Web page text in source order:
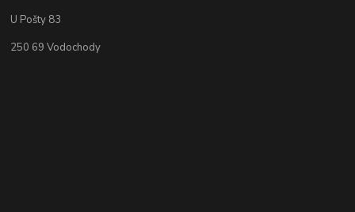
U Pošty 83
250 69 Vodochody